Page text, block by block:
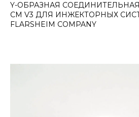
Y-ОБРАЗНАЯ
СМ V3 ДЛЯ ИНЖЕКТОРНЫХ
FLARSHEIM COMPANY